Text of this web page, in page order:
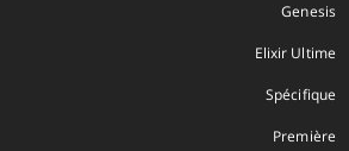
Genesis
Elixir Ultime
Spécifique
Première